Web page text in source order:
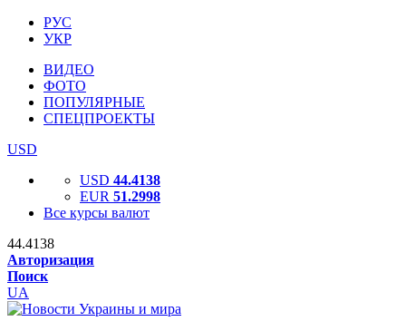
РУС
УКР
ВИДЕО
ФОТО
ПОПУЛЯРНЫЕ
СПЕЦПРОЕКТЫ
USD
USD 44.4138
EUR 51.2998
Все курсы валют
44.4138
Авторизация
Поиск
UA